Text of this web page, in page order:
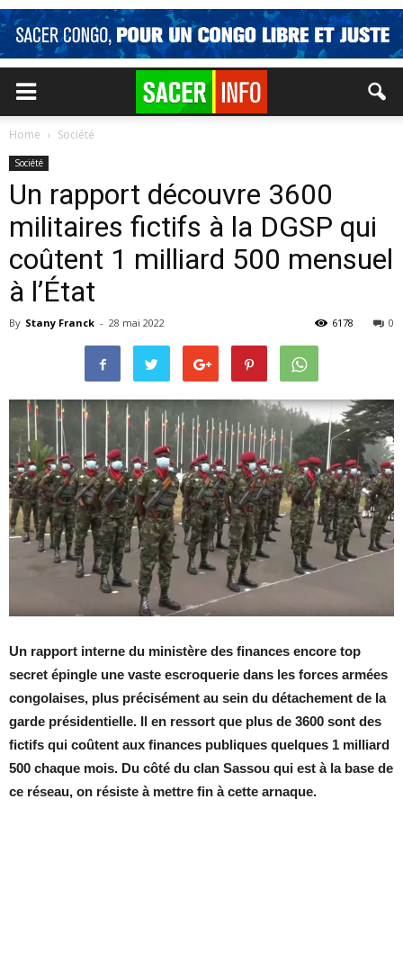
Home Société
Société
Un rapport découvre 3600
militaires fictifs à la DGSP qui
coûtent 1 milliard 500 mensuel
à l’État
By Stany Franck - 28 mai 2022 0
6178
Un rapport interne du ministère des finances encore top
secret épingle une vaste escroquerie dans les forces armées
congolaises, plus précisément au sein du détachement de la
garde présidentielle. Il en ressort que plus de 3600 sont des
fictifs qui coûtent aux finances publiques quelques 1 milliard
500 chaque mois. Du côté du clan Sassou qui est à la base de
ce réseau, on résiste à mettre fin à cette arnaque.